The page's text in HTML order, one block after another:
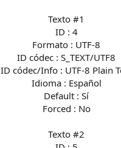
Texto #1
ID : 4
Formato : UTF-8
ID códec : S_TEXT/UTF8
ID códec/Info : UTF-8 Plain
Idioma : Español
Default : Sí
Forced : No
Texto #2